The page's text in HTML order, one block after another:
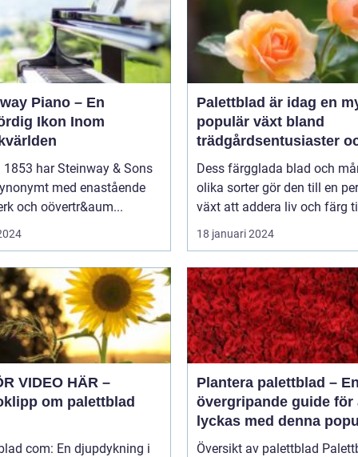
Piano – En
Ikon Inom
1853 har Steinway & Sons
med enastående
och oövertr&aum...
Palettblad är idag en
populär växt bland
trädgårdsentusiaster
inom inredning
Dess färgglada blad och
olika sorter gör den till en
växt att addera liv och färg
18 januari 2024
VIDEO HÄR –
om palettblad
com: En djupdykning i
Plantera palettblad –
övergripande guide för
lyckas med denna
växt
Översikt av palettblad Palettblad